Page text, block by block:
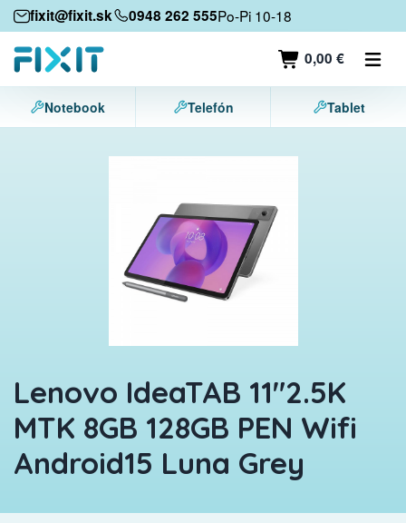
fixit@fixit.sk 0948 262 555Po-Pi 10-18
0,00 €
Mobilné zariadenia
Mobilné telefóny
Tablety
Notebook Telefón Tablet
Lenovo IdeaTAB 11"2.5K
MTK 8GB 128GB PEN Wifi
Android15 Luna Grey